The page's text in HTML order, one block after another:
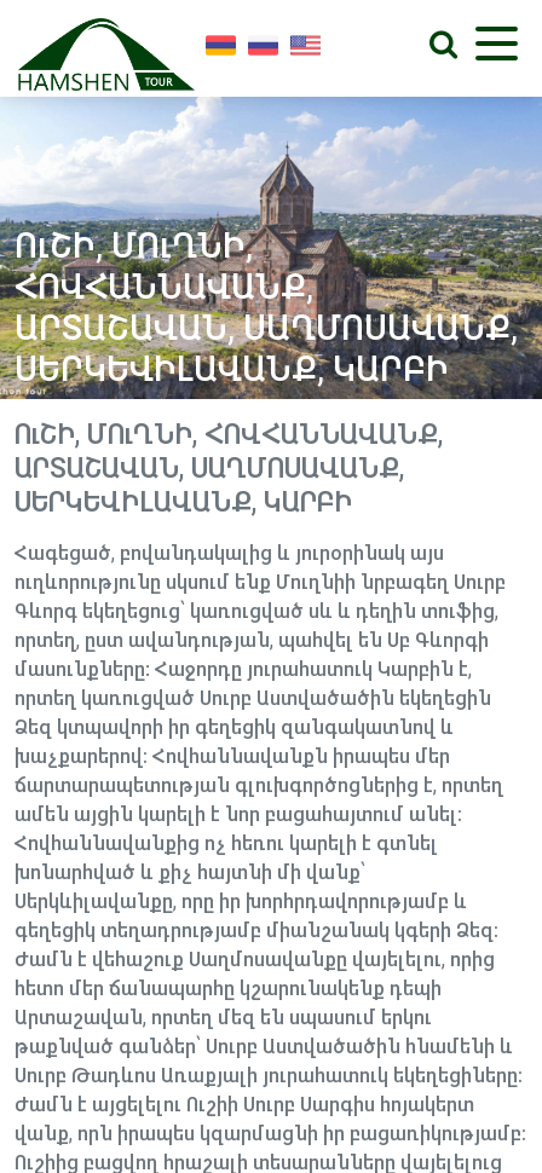
ՈւՇԻ, ՄՈւՂՆԻ,
ՀՈՎՀԱՆՆԱՎԱՆՔ,
ԱՐՏԱՇԱՎԱՆ, ՍԱՂՄՈՍԱՎԱՆՔ,
ՍԵՐԿԵՎԻԼԱՎԱՆՔ, ԿԱՐԲԻ
ՈւՇԻ, ՄՈւՂՆԻ, ՀՈՎՀԱՆՆԱՎԱՆՔ,
ԱՐՏԱՇԱՎԱՆ, ՍԱՂՄՈՍԱՎԱՆՔ,
ՍԵՐԿԵՎԻԼԱՎԱՆՔ, ԿԱՐԲԻ
Հագեցած, բովանդակալից և յուրօրինակ այս
ուղևորությունը սկսում ենք Մուղնիի նրբագեղ Սուրբ
Գևորգ եկեղեցուց՝ կառուցված սև և դեղին տուֆից,
որտեղ, ըստ ավանդության, պահվել են Սբ Գևորգի
մասունքները: Հաջորդը յուրահատուկ Կարբին է,
որտեղ կառուցված Սուրբ Աստվածածին եկեղեցին
Ձեզ կտպավորի իր գեղեցիկ զանգակատնով և
խաչքարերով։ Հովհաննավանքն իրապես մեր
ճարտարապետության գլուխգործոցներից է, որտեղ
ամեն այցին կարելի է նոր բացահայտում անել։
Հովհաննավանքից ոչ հեռու կարելի է գտնել
խոնարհված և քիչ հայտնի մի վանք՝
Սերկևիլավանքը, որը իր խորհրդավորությամբ և
գեղեցիկ տեղադրությամբ միանշանակ կգերի Ձեզ։
Ժամն է վեհաշուք Սաղմոսավանքը վայելելու, որից
հետո մեր ճանապարհը կշարունակենք դեպի
Արտաշավան, որտեղ մեզ են սպասում երկու
թաքնված գանձեր՝ Սուրբ Աստվածածին հնամենի և
Սուրբ Թադևոս Առաքյալի յուրահատուկ եկեղեցիները։
Ժամն է այցելելու Ուշիի Սուրբ Սարգիս հոյակերտ
վանք, որն իրապես կզարմացնի իր բացառիկությամբ։
Ուշիից բացվող հրաշալի տեսարանները վայելելուց